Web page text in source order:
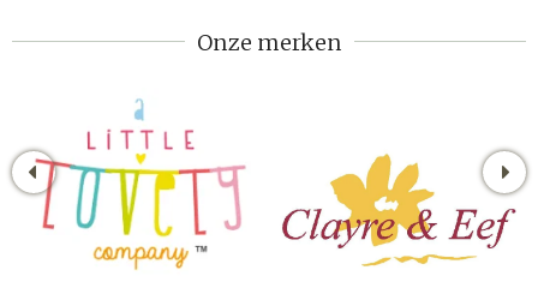
Onze merken